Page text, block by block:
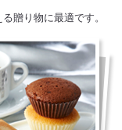
贈り物に最適です。